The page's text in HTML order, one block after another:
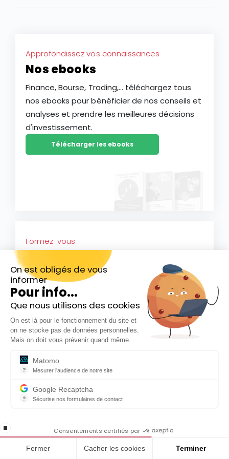
On est obligés de vous
informer
Pour info...
Que nous utilisons des cookies
On est là pour le fonctionnement du site et
on ne stocke pas de données personnelles.
Mais on doit vous prévenir quand même.
?
Matomo
Mesurer l'audience de notre site
?
Google Recaptcha
Sécurise nos formulaires de contact
stop loading Consentements certifiés par
Fermer Cacher les cookies Terminer
Approfondissez vos connaissances
Nos ebooks
Finance, Bourse, Trading,... téléchargez tous
nos ebooks pour bénéficier de nos conseils et
analyses et prendre les meilleures décisions
d'investissement.
Télécharger les ebooks
Formez-vous
Notre formation
Vous voulez investir un capital mais vous ne
savez pas comment vous y prendre ?
Bénéficiez de l'expertise de Café de la Bourse
Voir la formation
Faites-vous une idée
Nos outils simulateurs
Inscrivez-vous gratuitement à
notre Newsletter hebdo
En cadeau notre ebook
politique de confidentialité de ce site